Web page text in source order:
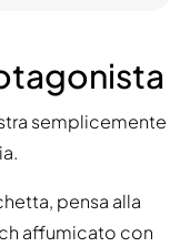
semplicemente
pensa alla
affumicato con